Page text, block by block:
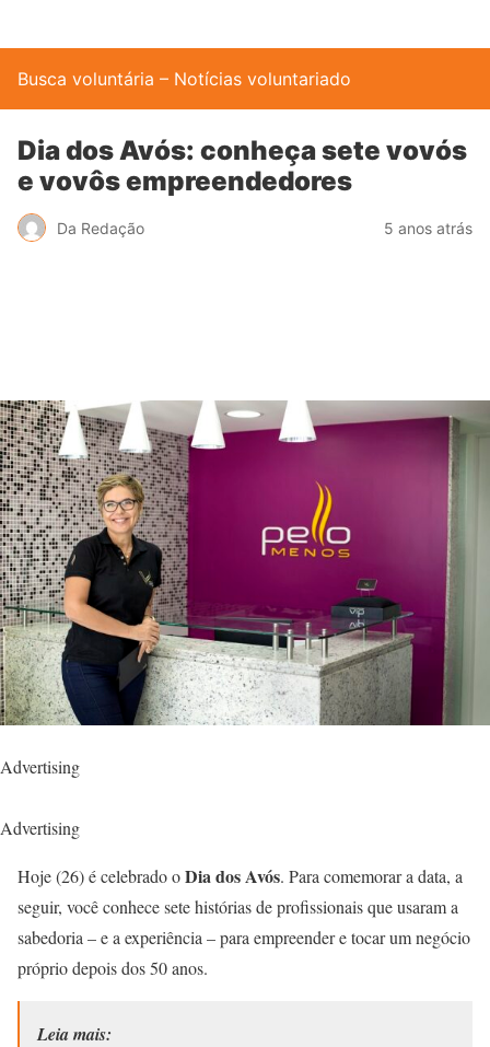
Busca voluntária – Notícias voluntariado
Dia dos Avós: conheça sete vovós
e vovôs empreendedores
Da Redação 5 anos atrás
Advertising
Advertising
Hoje (26) é celebrado oDia dos Avós. Para comemorar a data, a
seguir, você conhece sete histórias de profissionais que usaram a
sabedoria – e a experiência – para empreender e tocar um negócio
próprio depois dos 50 anos.
Leia mais: